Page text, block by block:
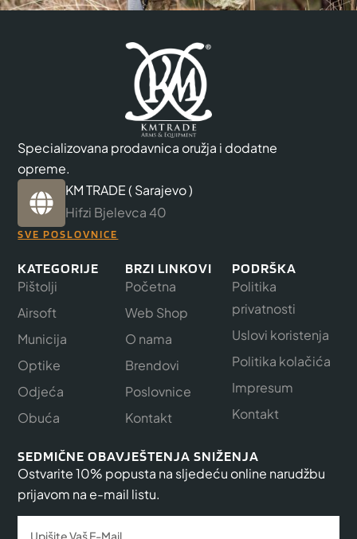
Specializovana prodavnica oružja i dodatne
opreme.
KM TRADE ( Sarajevo )
Hifzi Bjelevca 40
SVE POSLOVNICE
KATEGORIJE
Pištolji
Airsoft
Municija
Optike
Odjeća
Obuća
BRZI LINKOVI
Početna
Web Shop
O nama
Brendovi
Poslovnice
Kontakt
PODRŠKA
Politika
privatnosti
Uslovi koristenja
Politika kolačića
Impresum
Kontakt
SEDMIČNE OBAVJEŠTENJA SNIŽENJA
Ostvarite 10% popusta na sljedeću online narudžbu
prijavom na e-mail listu.